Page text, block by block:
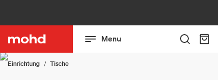
Menu
Einrichtung Tische